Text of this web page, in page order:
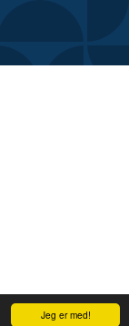
Jeg er med!